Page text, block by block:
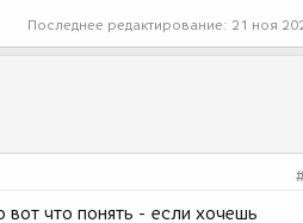
Последнее редактирование: 21 ноя
вот что понять - если хочешь